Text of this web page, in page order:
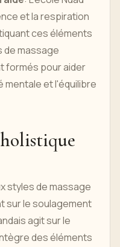
et la respiration
ces éléments
de massage
formés pour aider
mentale et l'équilibre
styles de massage
sur le soulagement
agit sur le
des éléments